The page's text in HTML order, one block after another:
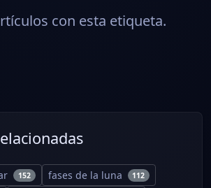
con esta etiqueta.
152 fases de la luna 112